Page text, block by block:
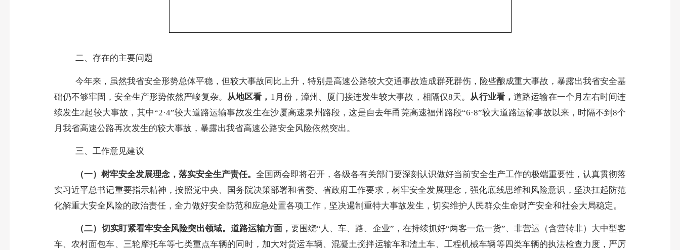
二、存在的主要问题
今年来，虽然我省安全形势总体平稳，但较大事故同比上升，特别是高速公路较大交通事故造成群死群伤，险些酿成重大事故，暴露出我省安全基
础仍不够牢固，安全生产形势依然严峻复杂。 从地区看， 1月份，漳州、厦门接连发生较大事故，相隔仅8天。 从行业看，道路运输在一个月左右时间连
续发生2起较大事故，其中“2·4”较大道路运输事故发生在沙厦高速泉州路段，这是自去年甬莞高速福州路段“6·8”较大道路运输事故以来，时隔不到8个
月我省高速公路再次发生的较大事故，暴露出我省高速公路安全风险依然突出。
三、工作意见建议
（一）树牢安全发展理念，落实安全生产责任。全国两会即将召开，各级各有关部门要深刻认识做好当前安全生产工作的极端重要性，认真贯彻落
实习近平总书记重要指示精神，按照党中央、国务院决策部署和省委、省政府工作要求，树牢安全发展理念，强化底线思维和风险意识，坚决扛起防范
化解重大安全风险的政治责任，全力做好安全防范和应急处置各项工作，坚决遏制重特大事故发生，切实维护人民群众生命财产安全和社会大局稳定。
（二）切实盯紧看牢安全风险突出领域。 道路运输方面，要围绕“人、车、路、企业”，在持续抓好“两客一危一货”、非营运（含营转非）大中型客
车、农村面包车、三轮摩托车等七类重点车辆的同时，加大对货运车辆、混凝土搅拌运输车和渣土车、工程机械车辆等四类车辆的执法检查力度，严厉